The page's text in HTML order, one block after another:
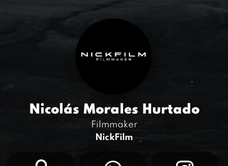
Nicolás Morales Hurtado
Filmmaker
NickFilm